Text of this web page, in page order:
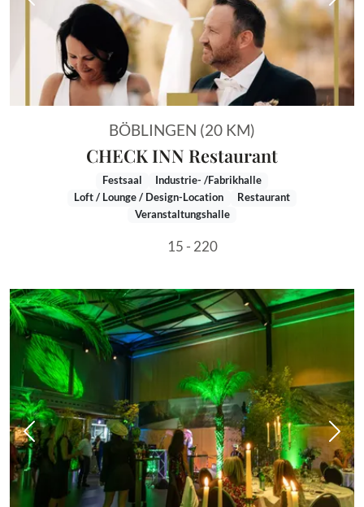
Vorheriges Bild
BÖBLINGEN (20 KM)
CHECK INN Restaurant
Festsaal
Industrie- /Fabrikhalle
Loft / Lounge / Design-Location
Restaurant
Veranstaltungshalle
15 - 220
Vorheriges Bild